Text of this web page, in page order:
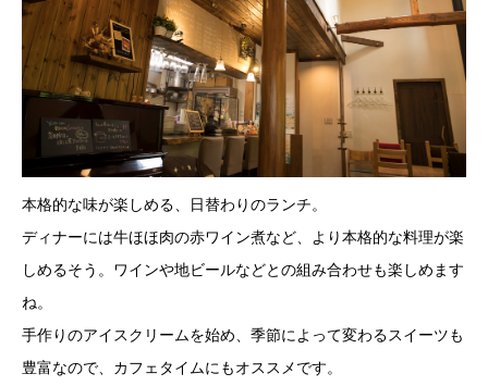
本格的な味が楽しめる、日替わりのランチ。
ディナーには牛ほほ肉の赤ワイン煮など、より本格的な料理が楽
しめるそう。ワインや地ビールなどとの組み合わせも楽しめます
ね。
手作りのアイスクリームを始め、季節によって変わるスイーツも
豊富なので、カフェタイムにもオススメです。